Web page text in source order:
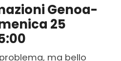
Genoa-
25
ma bello